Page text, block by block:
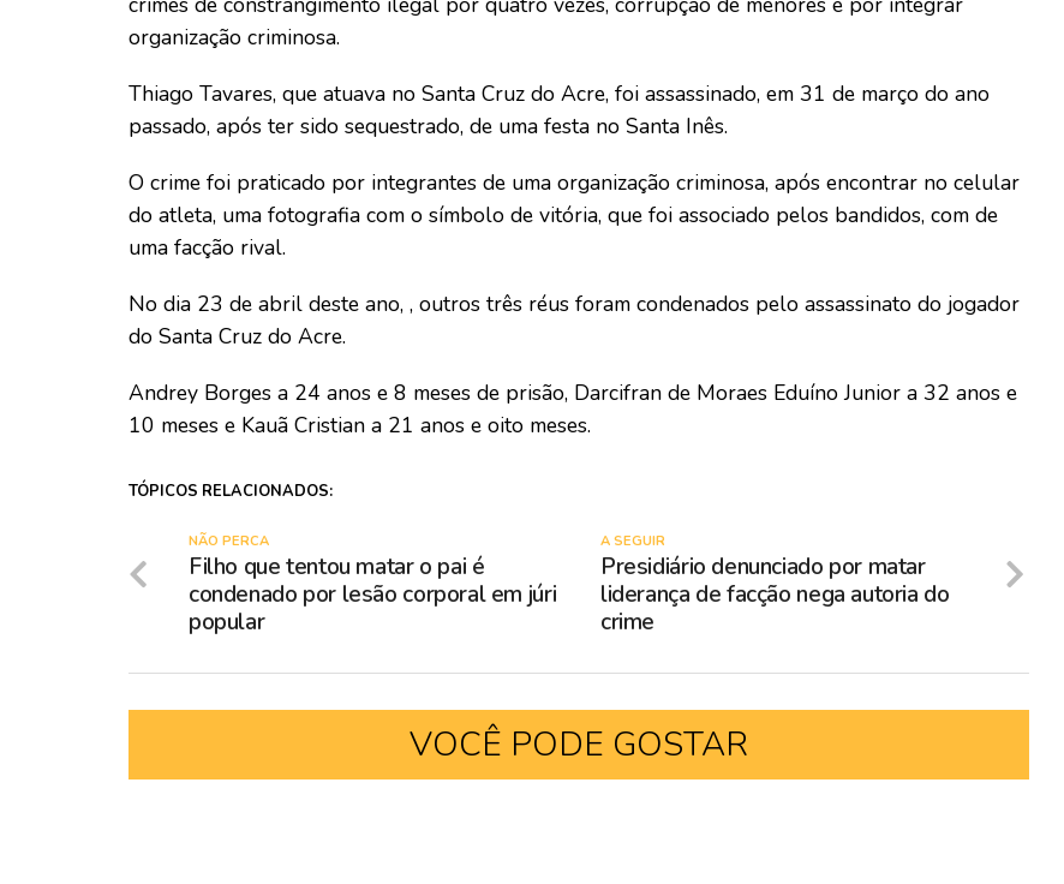
organização criminosa.
Thiago Tavares, que atuava no Santa Cruz do Acre, foi assassinado, em 31 de março do ano
passado, após ter sido sequestrado, de uma festa no Santa Inês.
O crime foi praticado por integrantes de uma organização criminosa, após encontrar no celular
do atleta, uma fotografia com o símbolo de vitória, que foi associado pelos bandidos, com de
uma facção rival.
No dia 23 de abril deste ano, , outros três réus foram condenados pelo assassinato do jogador
do Santa Cruz do Acre.
Andrey Borges a 24 anos e 8 meses de prisão, Darcifran de Moraes Eduíno Junior a 32 anos e
10 meses e Kauã Cristian a 21 anos e oito meses.
TÓPICOS RELACIONADOS:
A SEGUIR
Presidiário denunciado por matar
liderança de facção nega autoria do
crime
NÃO PERCA
Filho que tentou matar o pai é
condenado por lesão corporal em júri
popular
VOCÊ PODE GOSTAR